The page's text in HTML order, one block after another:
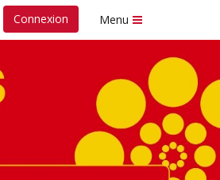
Connexion Menu